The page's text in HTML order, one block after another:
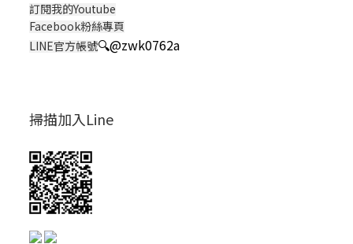
訂閱我的Youtube
Facebook粉絲專頁
LINE官方帳號🔍@zwk0762a
掃描加入Line